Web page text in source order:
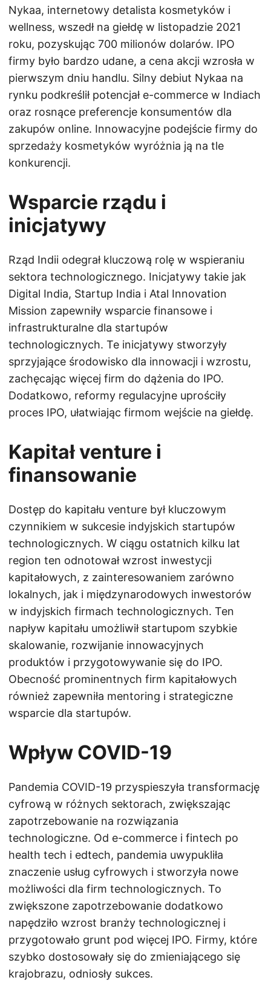
Nykaa, internetowy detalista kosmetyków i
wellness, wszedł na giełdę w listopadzie 2021
roku, pozyskując 700 milionów dolarów. IPO
firmy było bardzo udane, a cena akcji wzrosła w
pierwszym dniu handlu. Silny debiut Nykaa na
rynku podkreślił potencjał e-commerce w Indiach
oraz rosnące preferencje konsumentów dla
zakupów online. Innowacyjne podejście firmy do
sprzedaży kosmetyków wyróżnia ją na tle
konkurencji.
Wsparcie rządu i
inicjatywy
Rząd Indii odegrał kluczową rolę w wspieraniu
sektora technologicznego. Inicjatywy takie jak
Digital India, Startup India i Atal Innovation
Mission zapewniły wsparcie finansowe i
infrastrukturalne dla startupów
technologicznych. Te inicjatywy stworzyły
sprzyjające środowisko dla innowacji i wzrostu,
zachęcając więcej firm do dążenia do IPO.
Dodatkowo, reformy regulacyjne uprościły
proces IPO, ułatwiając firmom wejście na giełdę.
Kapitał venture i
finansowanie
Dostęp do kapitału venture był kluczowym
czynnikiem w sukcesie indyjskich startupów
technologicznych. W ciągu ostatnich kilku lat
region ten odnotował wzrost inwestycji
kapitałowych, z zainteresowaniem zarówno
lokalnych, jak i międzynarodowych inwestorów
w indyjskich firmach technologicznych. Ten
napływ kapitału umożliwił startupom szybkie
skalowanie, rozwijanie innowacyjnych
produktów i przygotowywanie się do IPO.
Obecność prominentnych firm kapitałowych
również zapewniła mentoring i strategiczne
wsparcie dla startupów.
Wpływ COVID-19
Pandemia COVID-19 przyspieszyła transformację
cyfrową w różnych sektorach, zwiększając
zapotrzebowanie na rozwiązania
technologiczne. Od e-commerce i fintech po
health tech i edtech, pandemia uwypukliła
znaczenie usług cyfrowych i stworzyła nowe
możliwości dla firm technologicznych. To
zwiększone zapotrzebowanie dodatkowo
napędziło wzrost branży technologicznej i
przygotowało grunt pod więcej IPO. Firmy, które
szybko dostosowały się do zmieniającego się
krajobrazu, odniosły sukces.